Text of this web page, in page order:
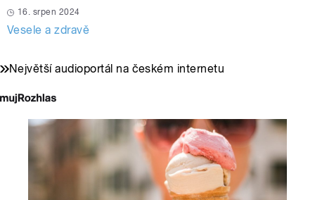
16. srpen 2024
Vesele a zdravě
Největší audioportál na českém internetu